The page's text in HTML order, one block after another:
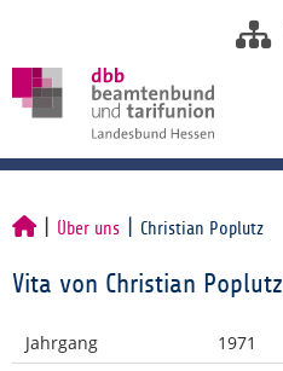
Über uns Christian Poplutz
Vita von Christian Poplutz
Jahrgang
1971